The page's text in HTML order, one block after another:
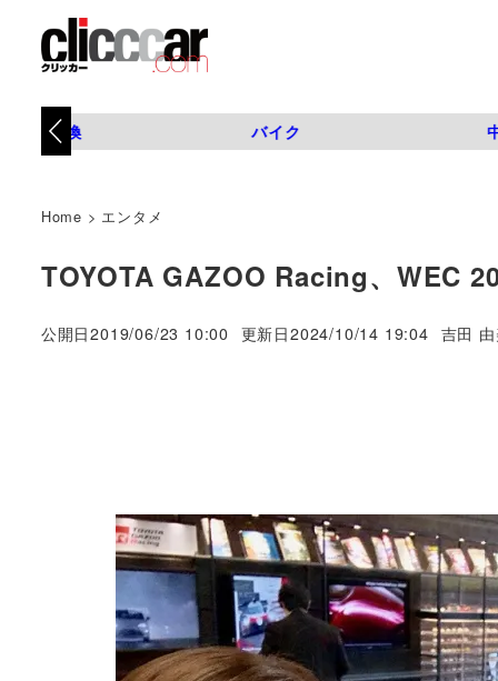
タイヤ交換 バイク
Home > エンタメ
TOYOTA GAZOO Racing、WEC
公開日2019/06/23 10:00 更新日2024/10/14 19:04 著
吉田